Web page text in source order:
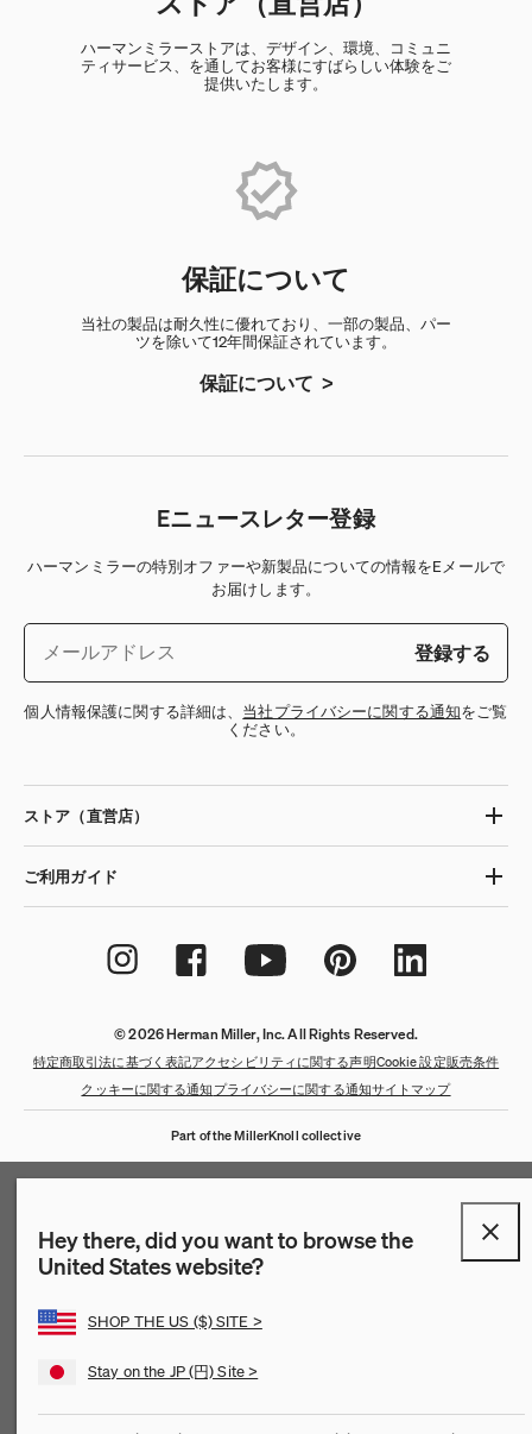
QuickShip：通常在庫品
QuickShip：国内在庫品
ゲーミングチェア
デザイナー
クリアランス
ハーマンミラーストアは、デザイン、環境、コミュニ
ティサービス、を通してお客様にすばらしい体験をご
提供いたします。
保証について
当社の製品は耐久性に優れており、一部の製品、パー
ツを除いて12年間保証されています。
保証について
Eニュースレター登録
ハーマンミラーの特別オファーや新製品についての情報をEメールで
お届けします。
登録する
個人情報保護に関する詳細は、 当社プライバシーに関する通知をご覧
ください。
ストア（直営店）
ご利用ガイド
© 2026 Herman Miller, Inc. All Rights Reserved.
特定商取引法に基づく表記アクセシビリティに関する声明
販売条件
クッキーに関する通知 プライバシーに関する通知サイトマップ
Cookie 設定
Part of the MillerKnoll collective
Hey there, did you want to browse the
United States website?
SHOP THE US ($) SITE >
Stay on the JP (円) Site >